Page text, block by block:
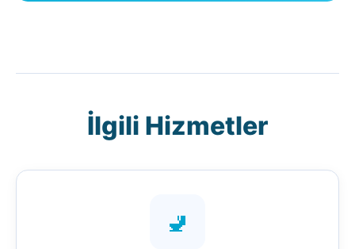
İlgili Hizmetler
🚽